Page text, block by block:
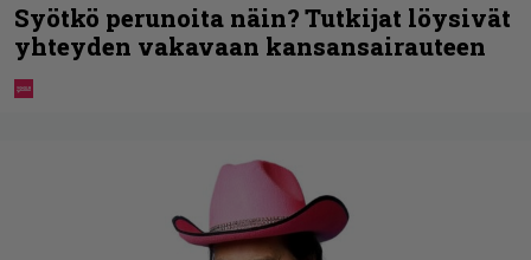
Syötkö perunoita näin? Tutkijat löysivät
yhteyden vakavaan kansansairauteen